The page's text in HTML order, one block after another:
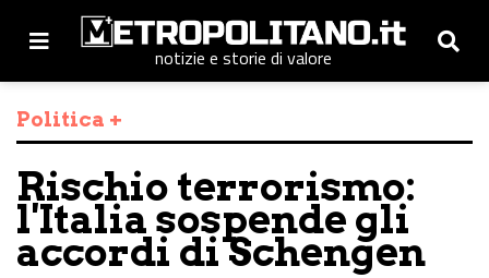
notizie e storie di valore
Politica +
Rischio terrorismo:
l'Italia sospende gli
accordi di Schengen